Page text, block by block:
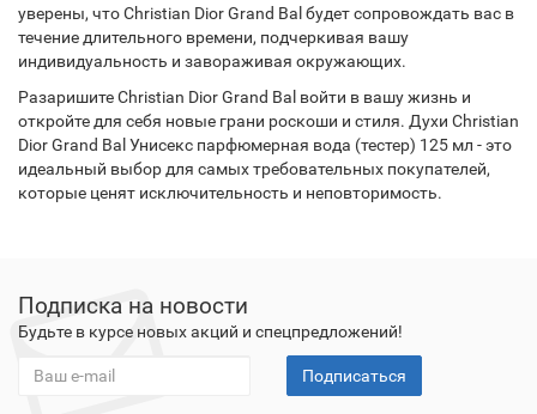
уверены, что Christian Dior Grand Bal будет сопровождать вас в
течение длительного времени, подчеркивая вашу
индивидуальность и завораживая окружающих.
Разаришите Christian Dior Grand Bal войти в вашу жизнь и
откройте для себя новые грани роскоши и стиля. Духи Christian
Dior Grand Bal Унисекс парфюмерная вода (тестер) 125 мл - это
идеальный выбор для самых требовательных покупателей,
которые ценят исключительность и неповторимость.
Подписка на новости
Будьте в курсе новых акций и спецпредложений!
Подписаться